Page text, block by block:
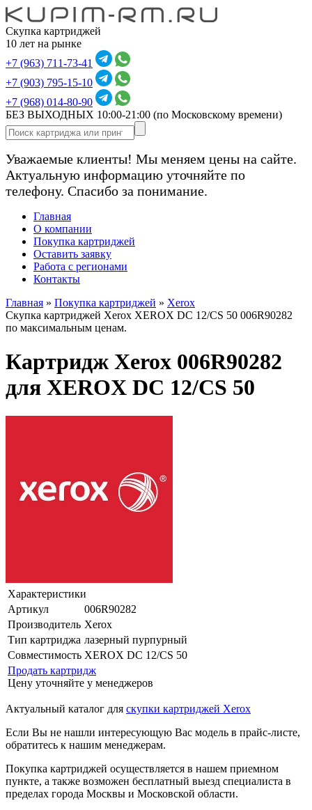
Скупка картриджей
10 лет на рынке
+7 (963) 711-73-41
+7 (903) 795-15-10
+7 (968) 014-80-90
БЕЗ ВЫХОДНЫХ 10:00-21:00 (по Московскому времени)
Уважаемые клиенты! Мы меняем цены на сайте.
Актуальную информацию уточняйте по
телефону. Спасибо за понимание.
Главная
О компании
Покупка картриджей
Оставить заявку
Работа с регионами
Контакты
Главная » Покупка картриджей » Xerox
Скупка картриджей Xerox XEROX DC 12/CS 50 006R90282
по максимальным ценам.
Картридж Xerox 006R90282
для XEROX DC 12/CS 50
Характеристики
Артикул
006R90282
Производитель Xerox
Тип картриджа лазерный пурпурный
Совместимость XEROX DC 12/CS 50
Продать картридж
Цену уточняйте у менеджеров
Актуальный каталог для скупки картриджей Xerox
Если Вы не нашли интересующую Вас модель в прайс-листе,
обратитесь к нашим менеджерам.
Покупка картриджей осуществляется в нашем приемном
пункте, а также возможен бесплатный выезд специалиста в
пределах города Москвы и Московской области.